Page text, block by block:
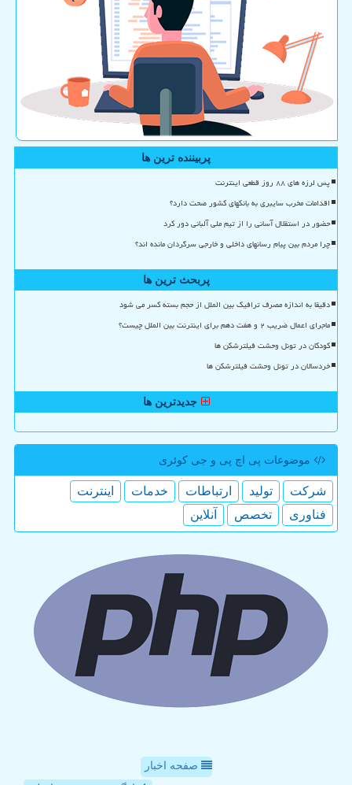
پربیننده ترین ها
پس لرزه های ۸۸ روز قطعی اینترنت
اقدامات مخرب سایبری به بانکهای کشور صحت دارد؟
حضور در استقلال آسانی را از تیم ملی آلبانی دور کرد
چرا مردم بین پیام رسانهای داخلی و خارجی سرگردان مانده اند؟
پربحث ترین ها
دقیقا به اندازه مصرف ترافیک بین الملل از حجم بسته کسر می شود
ماجرای اعمال ضریب ۲ و هفت دهم برای اینترنت بین الملل چیست؟
کودکان در تونل وحشت فیلترشکن ها
خردسالان در تونل وحشت فیلترشکن ها
جدیدترین ها
موضوعات پی اچ پی و جی كوئری
شركت تولید ارتباطات خدمات
اینترنت
فناوری
تخصص آنلاین
صفحه اخبار